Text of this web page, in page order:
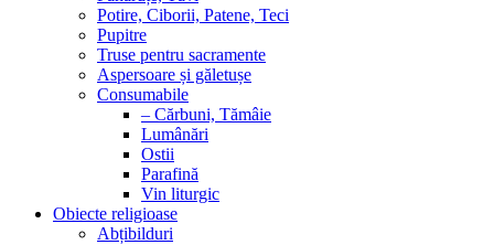
Potire, Ciborii, Patene, Teci
Pupitre
Truse pentru sacramente
Aspersoare și găletușe
Consumabile
– Cărbuni, Tămâie
Lumânări
Ostii
Parafină
Vin liturgic
Obiecte religioase
Abțibilduri